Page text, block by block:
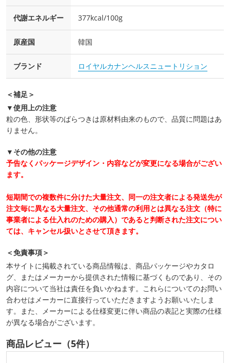
代謝エネルギー 377kcal/100g
原産国 韓国
ブランド ロイヤルカナンヘルスニュートリション
＜補足＞
▼使用上の注意
粒の色、形状等のばらつきは原材料由来のもので、品質に問題はあ
りません。
▼その他の注意
予告なくパッケージデザイン・内容などが変更になる場合がござい
ます。
短期間での複数件に分けた大量注文、同一の注文者による発送先が
注文毎に異なる大量注文、その他通常の利用とは異なる注文（特に
事業者による仕入れのための購入）であると判断された注文につい
ては、キャンセル扱いとさせて頂きます。
＜免責事項＞
本サイトに掲載されている商品情報は、商品パッケージやカタロ
グ、またはメーカーから提供された情報に基づくものであり、その
内容について当社は責任を負いかねます。これらについてのお問い
合わせはメーカーに直接行っていただきますようお願いいたしま
す。また、メーカーによる仕様変更に伴い商品の表記と実際の仕様
が異なる場合がございます。
商品レビュー（5件）